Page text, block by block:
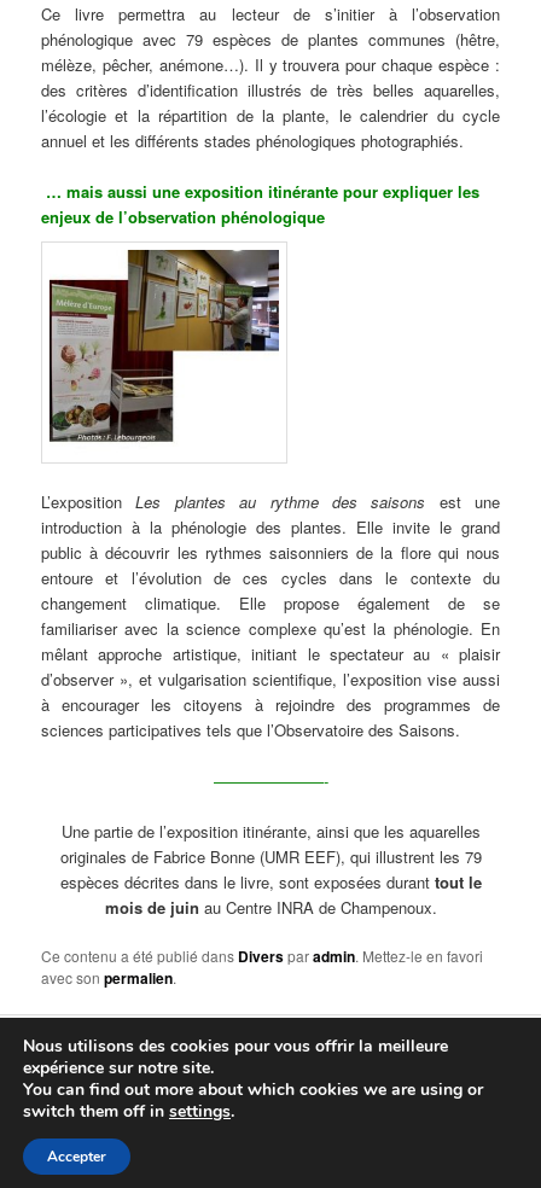
Ce livre permettra au lecteur de s’initier à l’observation
phénologique avec 79 espèces de plantes communes (hêtre,
mélèze, pêcher, anémone…). Il y trouvera pour chaque espèce :
des critères d’identification illustrés de très belles aquarelles,
l’écologie et la répartition de la plante, le calendrier du cycle
annuel et les différents stades phénologiques photographiés.
… mais aussi une exposition itinérante pour expliquer les
enjeux de l’observation phénologique
L’expositionLes plantes au rythme des saisons est une
introduction à la phénologie des plantes. Elle invite le grand
public à découvrir les rythmes saisonniers de la flore qui nous
entoure et l’évolution de ces cycles dans le contexte du
changement climatique. Elle propose également de se
familiariser avec la science complexe qu’est la phénologie. En
mêlant approche artistique, initiant le spectateur au « plaisir
d’observer », et vulgarisation scientifique, l’exposition vise aussi
à encourager les citoyens à rejoindre des programmes de
sciences participatives tels que l’Observatoire des Saisons.
———————-
Une partie de l’exposition itinérante, ainsi que les aquarelles
originales de Fabrice Bonne (UMR EEF), qui illustrent les 79
espèces décrites dans le livre, sont exposées durant tout le
mois de juin au Centre INRA de Champenoux.
Ce contenu a été publié dans Diversparadmin. Mettez-le en favori
avec sonpermalien.
Fièrement propulsé par WordPress
Connexion
Nous utilisons des cookies pour vous offrir la meilleure
expérience sur notre site.
You can find out more about which cookies we are using or
switch them off in settings.
Accepter